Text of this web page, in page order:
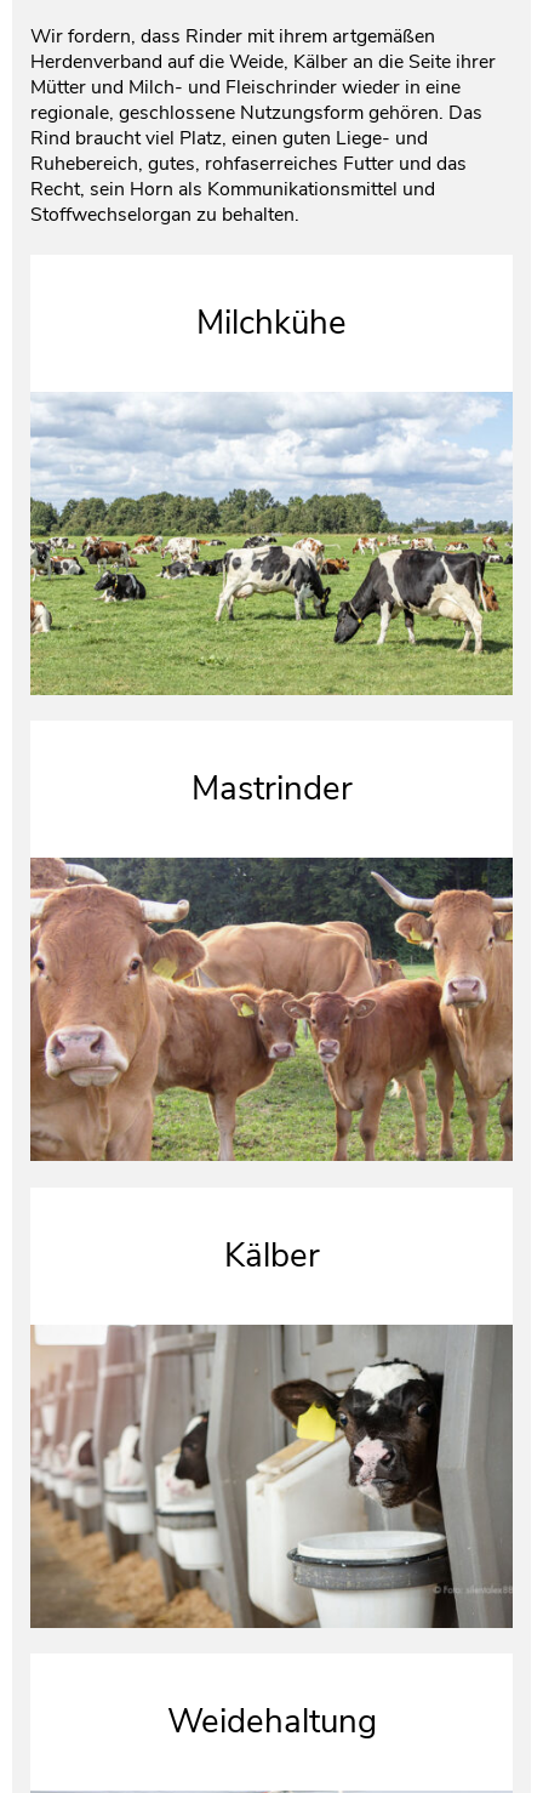
Wir fordern, dass Rinder mit ihrem artgemäßen
Herdenverband auf die Weide, Kälber an die Seite ihrer
Mütter und Milch- und Fleischrinder wieder in eine
regionale, geschlossene Nutzungsform gehören. Das
Rind braucht viel Platz, einen guten Liege- und
Ruhebereich, gutes, rohfaserreiches Futter und das
Recht, sein Horn als Kommunikationsmittel und
Stoffwechselorgan zu behalten.
Milchkühe
Mastrinder
Kälber
Weidehaltung